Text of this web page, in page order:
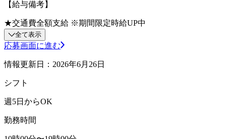
【給与備考】
★交通費全額支給 ※期間限定時給UP中
全て表示
応募画面に進む
情報更新日：2026年6月26日
シフト
週5日からOK
勤務時間